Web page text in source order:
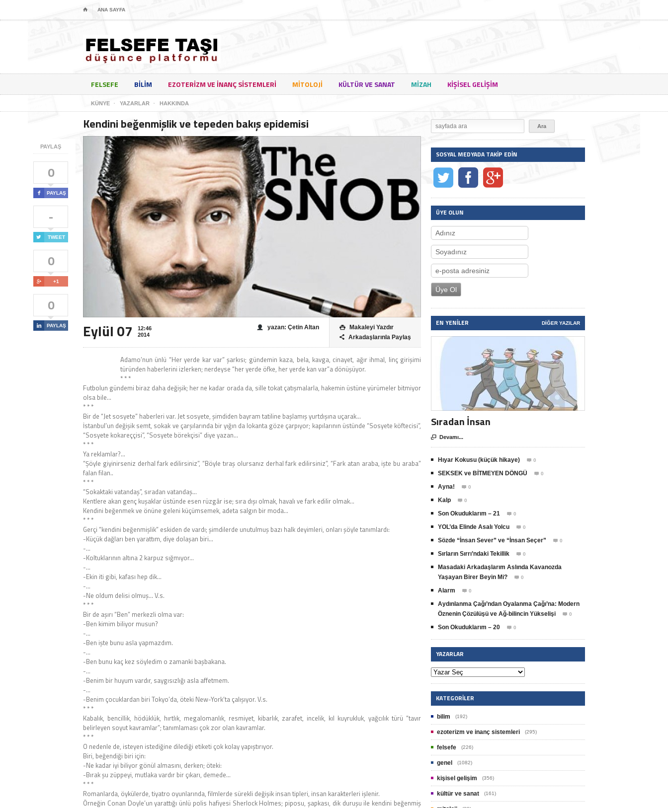
⌂ ANA SAYFA
FELSEFE BILIM EZOTERIZM VE INANÇ SISTEMLERI MITOLOJI KÜLTÜR VE SANAT MIZAH KIŞISEL GELIŞIM
KÜNYE YAZARLAR HAKKINDA
PAYLAŞ
0
 PAYLAŞ
-
 TWEET
0
 +1
0
 PAYLAŞ
Kendini beğenmişlik ve tepeden bakış epidemisi
Eylül 07
12:46
2014
 Makaleyi Yazdır
 Arkadaşlarınla Paylaş
yazan: Çetin Altan
Adamo’nun ünlü “Her yerde kar var” şarkısı; gündemin kaza, bela, kavga, cinayet, ağır ihmal, linç girişimi
türünden haberlerini izlerken; nerdeyse “her yerde öfke, her yerde kan var”a dönüşüyor.
* * *
Futbolun gündemi biraz daha değişik; her ne kadar orada da, sille tokat çatışmalarla, hakemin üstüne yürümeler bitmiyor
olsa bile…
* * *
Bir de “Jet sosyete” haberleri var. Jet sosyete, şimdiden bayram tatiline başlamış yurtdışına uçarak…
İstanbul’un değişik semt, sokak ve çarşılarında bir yığın da lokanta göze çarpıyor; kapılarının üstünde “Sosyete köftecisi”,
“Sosyete kokareççisi”, “Sosyete börekçisi” diye yazan…
* * *
Ya reklamlar?…
“Şöyle giyinirseniz derhal fark edilirsiniz”, “Böyle tıraş olursanız derhal fark edilirsiniz”, “Fark atan araba, işte bu araba”
falan filan..
* * *
“Sokaktaki vatandaş”, sıradan vatandaş…
Kentlere akan genç kuşaklar üstünde esen rüzgâr ise; sıra dışı olmak, havalı ve fark edilir olmak…
Kendini beğenmek ve önüne geleni küçümsemek, adeta salgın bir moda…
* * *
Gerçi “kendini beğenmişlik” eskiden de vardı; şimdilerde unutulmuş bazı halk deyimleri, onları şöyle tanımlardı:
-Küçük dağları ben yarattım, diye dolaşan biri…
-…
-Koltuklarının altına 2 karpuz sığmıyor…
-…
-Ekin iti gibi, kafası hep dik…
-…
-Ne oldum delisi olmuş… V.s.
* * *
Bir de aşırı “Ben” merkezli olma var:
-Ben kimim biliyor musun?
-…
-Ben işte bunu asla yapmazdım.
-…
-Ben bunu kaç kez söyledim o zamanki başbakana.
-…
-Benim bir huyum vardır, saygısızlığı asla affetmem.
-…
-Benim çocuklardan biri Tokyo’da, öteki New-York’ta çalışıyor. V.s.
* * *
Kabalık, bencillik, hödüklük, hırtlık, megalomanlık, resmiyet, kibarlık, zarafet, incelik, kıl kuyrukluk, yağcılık türü “tavır
belirleyen soyut kavramlar”; tanımlaması çok zor olan kavramlar.
* * *
O nedenle de, isteyen istediğine dilediği etiketi çok kolay yapıştırıyor.
Biri, beğendiği biri için:
-Ne kadar iyi biliyor gönül almasını, derken; öteki:
-Bırak şu züppeyi, mutlaka vardır bir çıkarı, demede…
* * *
Romanlarda, öykülerde, tiyatro oyunlarında, filmlerde sürekli değişik insan tipleri, insan karakterleri işlenir.
Örneğin Conan Doyle’un yarattığı ünlü polis hafiyesi Sherlock Holmes; piposu, şapkası, dik duruşu ile kendini beğenmiş
SOSYAL MEDYADA TAKIP EDIN
ÜYE OLUN
EN YENILER DIĞER YAZILAR
Sıradan İnsan
 Devamı...
Hıyar Kokusu (küçük hikaye)  0
SEKSEK ve BİTMEYEN DÖNGÜ  0
Ayna!  0
Kalp  0
Son Okuduklarım – 21  0
YOL’da Elinde Asalı Yolcu  0
Sözde “İnsan Sever” ve “İnsan Seçer”  0
Sırların Sırrı’ndaki Tekillik  0
Masadaki Arkadaşlarım Aslında Kavanozda
Yaşayan Birer Beyin Mi?
 0
Alarm  0
Aydınlanma Çağı’ndan Oyalanma Çağı’na: Modern
Öznenin Çözülüşü ve Ağ-bilincin Yükselişi
 0
Son Okuduklarım – 20  0
YAZARLAR
KATEGORILER
bilim (192)
ezoterizm ve inanç sistemleri (295)
felsefe (226)
genel (1082)
kişisel gelişim (356)
kültür ve sanat (161)